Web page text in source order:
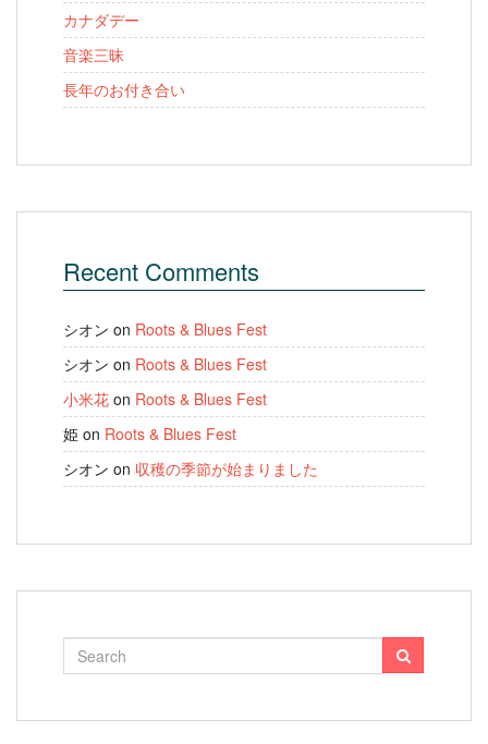
カナダデー
音楽三昧
長年のお付き合い
Recent Comments
シオン on Roots & Blues Fest
シオン on Roots & Blues Fest
小米花 on Roots & Blues Fest
姫 on Roots & Blues Fest
シオン on 収穫の季節が始まりました